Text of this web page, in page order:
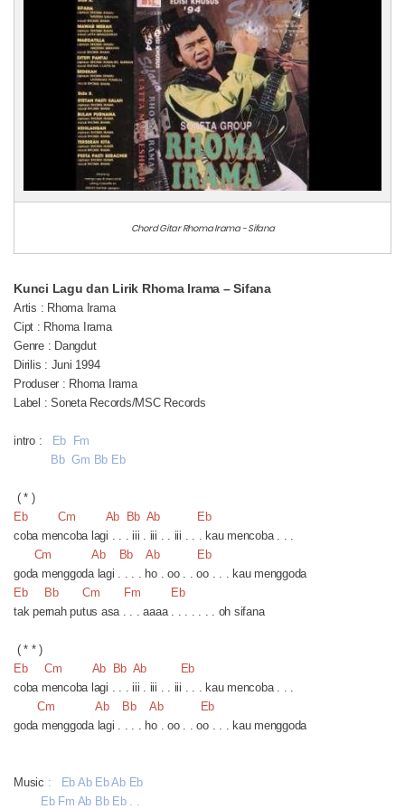
Chord Gitar Rhoma Irama - Sifana
Kunci Lagu dan Lirik Rhoma Irama – Sifana
Artis : Rhoma Irama
Cipt : Rhoma Irama
Genre : Dangdut
Dirilis : Juni 1994
Produser : Rhoma Irama
Label : Soneta Records/MSC Records
intro :
Eb Fm
Bb Gm Bb Eb
( * )
Eb Cm Ab Bb Ab Eb
coba mencoba lagi . . . iii . iii . . iii . . . kau mencoba . . .
Cm Ab Bb Ab Eb
goda menggoda lagi . . . . ho . oo . . oo . . . kau menggoda
Eb Bb Cm Fm Eb
tak pernah putus asa . . . aaaa . . . . . . . oh sifana
( * * )
Eb Cm Ab Bb Ab Eb
coba mencoba lagi . . . iii . iii . . iii . . . kau mencoba . . .
Cm Ab Bb Ab Eb
goda menggoda lagi . . . . ho . oo . . oo . . . kau menggoda
Music : Eb Ab Eb Ab Eb
Eb Fm Ab Bb Eb . .